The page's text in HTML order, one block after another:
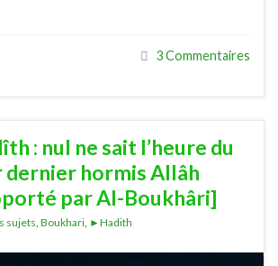
3 Commentaires
: nul ne sait l’heure du
dernier hormis Allâh
par Al-Boukhâri]
sujets Boukhari ►Hadith